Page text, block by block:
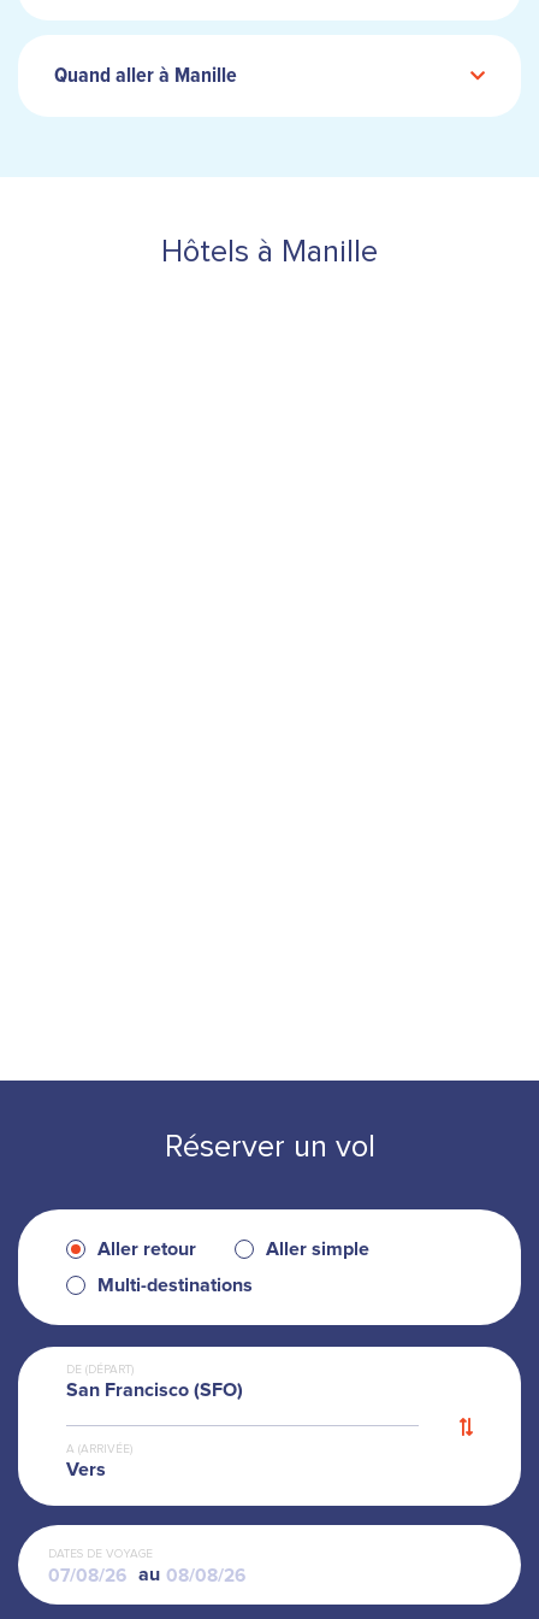
Quand aller à Manille
Hôtels à Manille
Réserver un vol
Aller retour
Aller simple
Multi-destinations
DE (DÉPART)
San Francisco (SFO)
A (ARRIVÉE)
Vers
DATES DE VOYAGE
au